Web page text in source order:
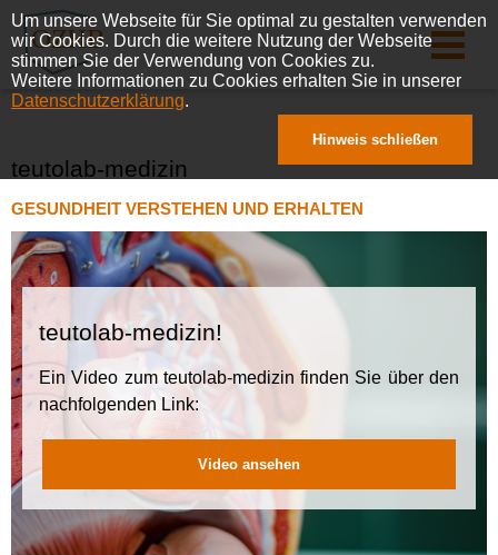
teutolab-medizin
GESUNDHEIT VERSTEHEN UND ERHALTEN
teutolab-medizin!
Ein Video zum teutolab-medizin finden Sie über den
nachfolgenden Link:
Video ansehen
Um unsere Webseite für Sie optimal zu gestalten verwenden
wir Cookies. Durch die weitere Nutzung der Webseite
stimmen Sie der Verwendung von Cookies zu.
Weitere Informationen zu Cookies erhalten Sie in unserer
Datenschutzerklärung.
Hinweis schließen